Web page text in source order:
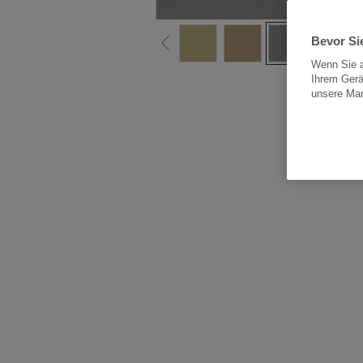
Alle
Bevor
Wenn Sie
Ihrem
unsere